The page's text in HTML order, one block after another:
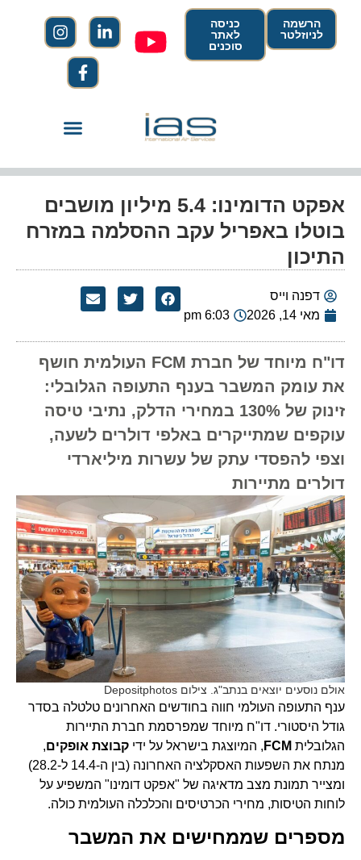
הרשמה
לניוזלטר
כניסה
לאתר
סוכנים
אפקט הדומינו: 5.4 מיליון מושבים
בוטלו באפריל עקב ההסלמה במזרח
התיכון
דפנה וייס
מאי 14, 2026
6:03 pm
דו"ח מיוחד של חברת FCM העולמית חושף
את עומק המשבר בענף התעופה הגלובלי:
זינוק של 130% במחירי הדלק, נתיבי טיסה
עוקפים שמתייקרים באלפי דולרים לשעה,
וצפי להפסדי עתק של עשרות מיליארדי
דולרים מתיירות
אולם נוסעים יוצאים בנתב"ג. צילום Depositphotos
ענף התעופה העולמי חווה בחודשים האחרונים טלטלה בסדר
גודל היסטורי. דו"ח מיוחד שמפרסמת חברת התיירות
הגלובלית FCM , המיוצגת בישראל על ידי קבוצת אופקים,
מנתח את השפעות האסקלציה האחרונה (בין ה-14.4 ל-28.2)
ומצייר תמונת מצב מדאיגה של "אפקט דומינו" המשפיע על
לוחות הטיסות, מחירי הכרטיסים והכלכלה העולמית כולה.
מספרים שממחישים את המשבר